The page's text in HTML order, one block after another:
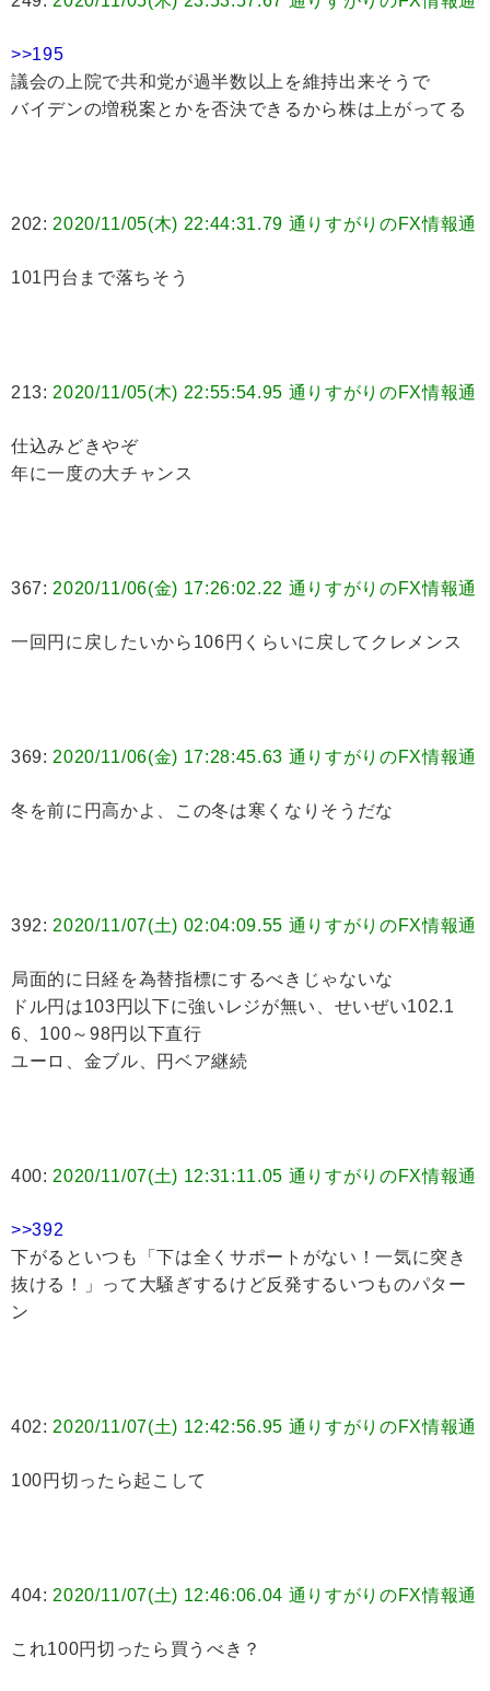
>>195
議会の上院で共和党が過半数以上を維持出来そうで
バイデンの増税案とかを否決できるから株は上がってる
202: 2020/11/05(木) 22:44:31.79 通りすがりのFX情報通
101円台まで落ちそう
213: 2020/11/05(木) 22:55:54.95 通りすがりのFX情報通
仕込みどきやぞ
年に一度の大チャンス
367: 2020/11/06(金) 17:26:02.22 通りすがりのFX情報通
一回円に戻したいから106円くらいに戻してクレメンス
369: 2020/11/06(金) 17:28:45.63 通りすがりのFX情報通
冬を前に円高かよ、この冬は寒くなりそうだな
392: 2020/11/07(土) 02:04:09.55 通りすがりのFX情報通
局面的に日経を為替指標にするべきじゃないな
ドル円は103円以下に強いレジが無い、せいぜい102.1
6、100～98円以下直行
ユーロ、金ブル、円ベア継続
400: 2020/11/07(土) 12:31:11.05 通りすがりのFX情報通
>>392
下がるといつも「下は全くサポートがない！一気に突き
抜ける！」って大騒ぎするけど反発するいつものパター
ン
402: 2020/11/07(土) 12:42:56.95 通りすがりのFX情報通
100円切ったら起こして
404: 2020/11/07(土) 12:46:06.04 通りすがりのFX情報通
これ100円切ったら買うべき？